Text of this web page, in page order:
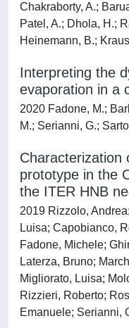
Chakraborty, A.;
Patel, A.; Dhola, H.;
Heinemann, B.;
Interpreting the
evaporation in a
2020 Fadone, M.;
M.; Serianni, G.;
Characterization
prototype in the
the ITER HNB
2019 Rizzolo,
Luisa; Capobianco,
Fadone, Michele;
Laterza, Bruno;
Migliorato, Luisa;
Rizzieri, Roberto;
Emanuele; Serianni,